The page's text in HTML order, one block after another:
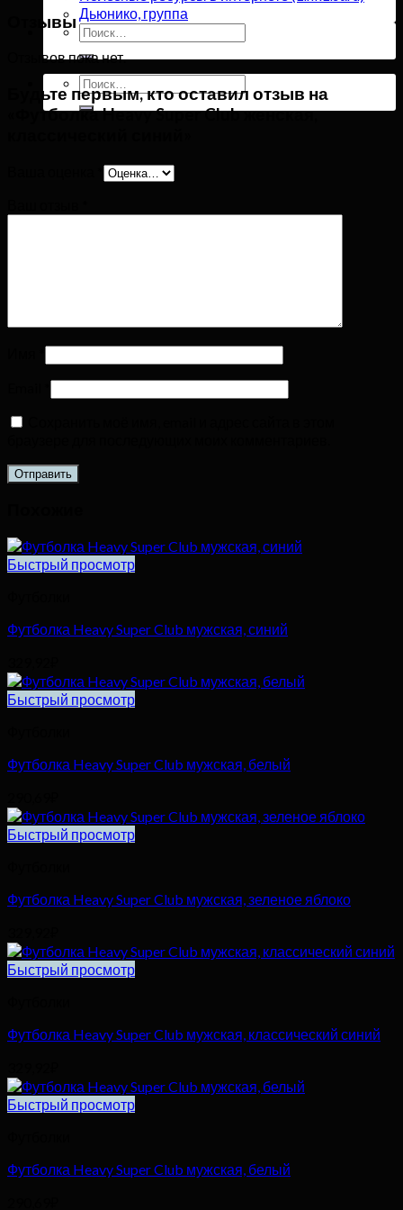
Дьюнико, группа
Искать:
Искать:
Отзывы
Отзывов пока нет.
Будьте первым, кто оставил отзыв на
«Футболка Heavy Super Club женская,
Быстрый просмотр
Футболка Heavy Super Club мужская, синий
Быстрый просмотр
Футболка Heavy Super Club мужская, белый
Быстрый просмотр
Футболка Heavy Super Club мужская, зеленое яблоко
Быстрый просмотр
Футболка Heavy Super Club мужская, классический синий
Быстрый просмотр
Футболка Heavy Super Club мужская, белый